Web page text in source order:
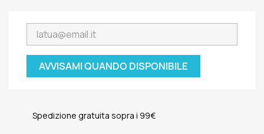
AVVISAMI QUANDO DISPONIBILE
Spedizione gratuita sopra i 99€